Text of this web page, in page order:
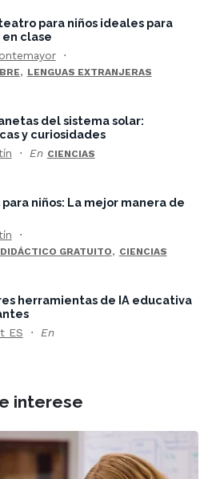
para niños ideales para
clase
, LENGUAS EXTRANJERAS
del sistema solar:
y curiosidades
En CIENCIAS
niños: La mejor manera de
GRATUITO, CIENCIAS
herramientas de IA educativa
ES En
interese